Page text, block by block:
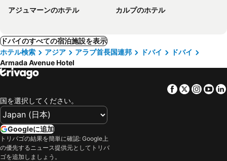
アジュマーンのホテル
カルプのホテル
ドバイのすべての宿泊施設を表示
ホテル検索
アジア アラブ首長国連邦 ドバイ
ドバイ
Armada Avenue Hotel
Facebook
Twitter
国を選択してください。
Googleに追加
トリバゴの結果を簡単に確認: Google上
の優先するニュース提供元としてトリバ
ゴを追加しましょう。